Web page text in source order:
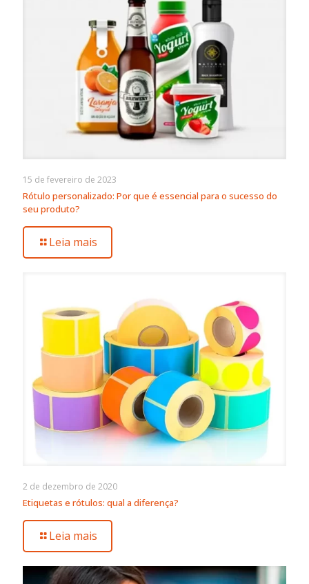
15 de fevereiro de 2023
Rótulo personalizado: Por que é essencial para o sucesso do
seu produto?
Leia mais
2 de dezembro de 2020
Etiquetas e rótulos: qual a diferença?
Leia mais